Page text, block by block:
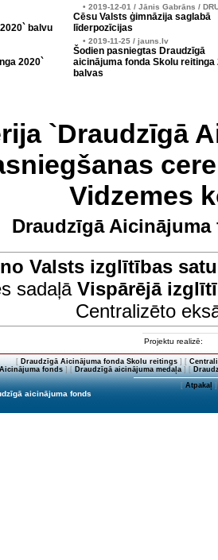
balvu
2020`
• 2019-12-01 / Jānis Gabrāns /
Cēsu Valsts ģimnāzija saglabā
līderpozīcijas
• 2019-11-25 / jauns.lv
Šodien pasniegtas Draudzīgā
aicinājuma fonda Skolu reitinga
balvas
`Draudzīgā
Vidzemes
Draudzīgā
Valsts izglītības
sadaļā Vispārējā
Centralizēto
Projektu realizē:
[ Draudzīgā Aicinājuma fonda Skolu reitings] [
fonds] [Draudzīgā aicinājuma medaļa] [
[Atpakaļ]
aicinājuma fonds